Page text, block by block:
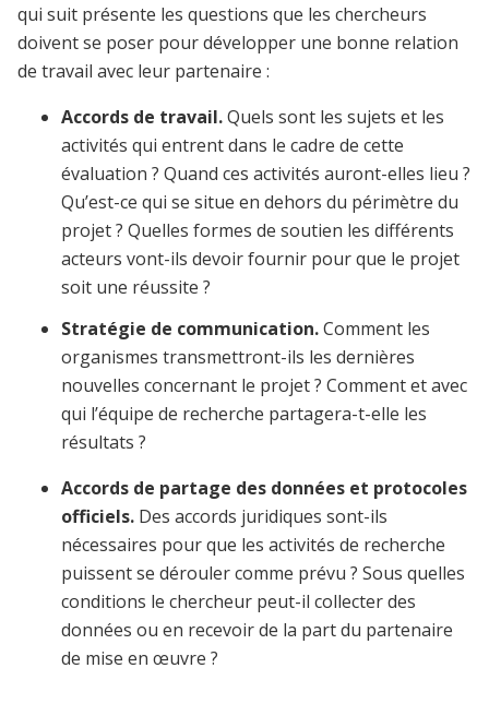
qui suit présente les questions que les chercheurs
doivent se poser pour développer une bonne relation
de travail avec leur partenaire :
Accords de travail.Quels sont les sujets et les
activités qui entrent dans le cadre de cette
évaluation ? Quand ces activités auront-elles lieu ?
Qu’est-ce qui se situe en dehors du périmètre du
projet ? Quelles formes de soutien les différents
acteurs vont-ils devoir fournir pour que le projet
soit une réussite ?
Stratégie de communication.Comment les
organismes transmettront-ils les dernières
nouvelles concernant le projet ? Comment et avec
qui l’équipe de recherche partagera-t-elle les
résultats ?
Accords de partage des données et protocoles
officiels. Des accords juridiques sont-ils
nécessaires pour que les activités de recherche
puissent se dérouler comme prévu ? Sous quelles
conditions le chercheur peut-il collecter des
données ou en recevoir de la part du partenaire
de mise en œuvre ?